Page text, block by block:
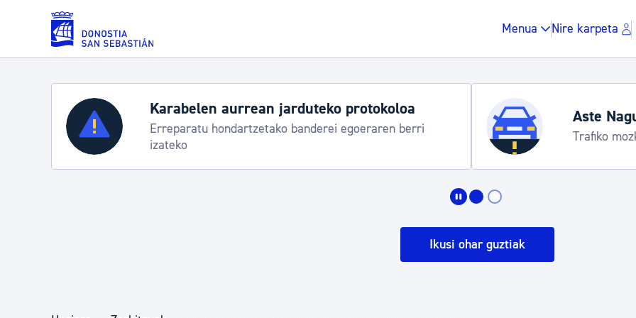
Eduki nagusira joan
Menua Nire karpeta
Zerbitzuak
Errolda eta gai pertsonalak
Gune publikoa,
Karabelen aurrean jarduteko protokoloa
Erreparatu hondartzetako banderei egoeraren berri
izateko
Aste
Trafiko
Ikusi ohar guztiak